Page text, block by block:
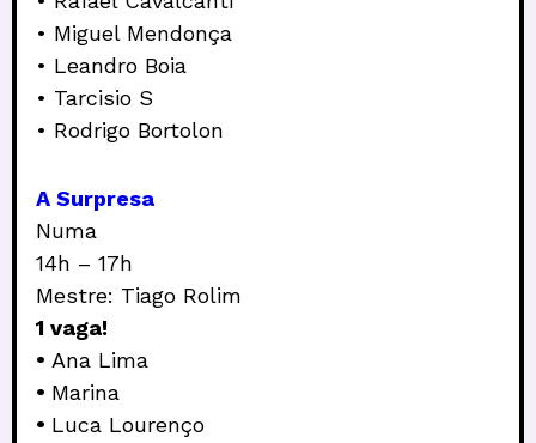
• Miguel Mendonça
• Leandro Boia
• Tarcisio S
• Rodrigo Bortolon
A Surpresa
Numa
14h – 17h
Mestre: Tiago Rolim
1 vaga!
• Ana Lima
• Marina
• Luca Lourenço